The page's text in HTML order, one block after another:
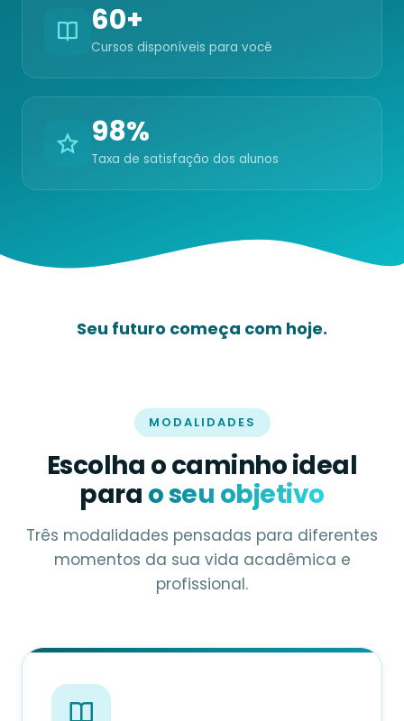
60+
Cursos disponíveis para você
98%
Taxa de satisfação dos alunos
Seu futuro começa com hoje.
MODALIDADES
Escolha o caminho ideal
para o seu objetivo
Três modalidades pensadas para diferentes
momentos da sua vida acadêmica e
profissional.